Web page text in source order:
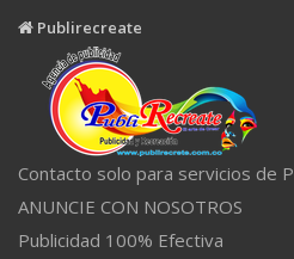
Publirecreate
Contacto solo para servicios de
ANUNCIE CON NOSOTROS
Publicidad 100% Efectiva